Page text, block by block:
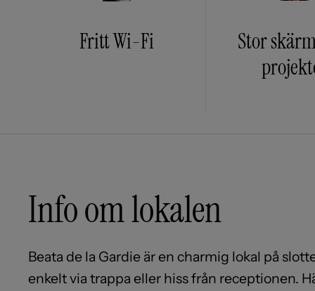
Fritt Wi-Fi
Stor
Info om lokalen
Beata de la Gardie är en charmig lokal på
enkelt via trappa eller hiss från receptionen.